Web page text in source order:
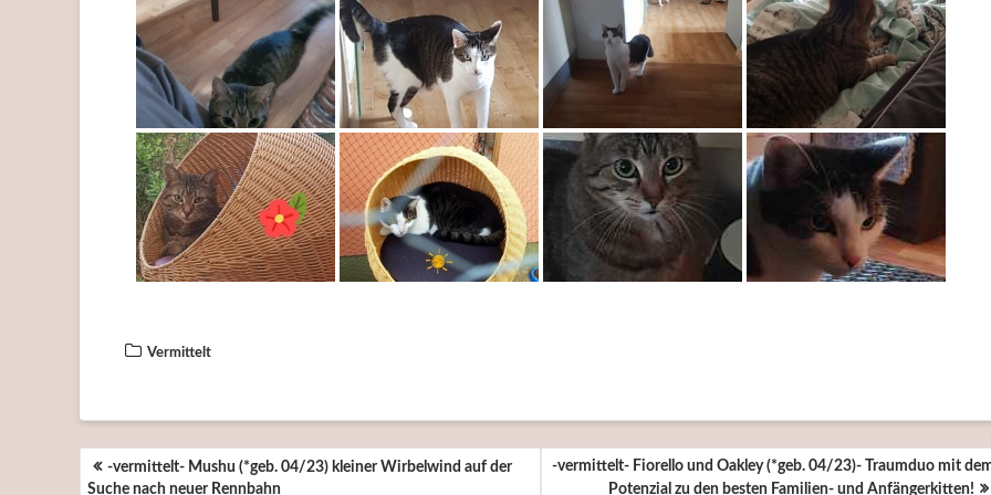
Vermittelt
BEITRAGSNAVIGATION
-vermittelt- Mushu (*geb. 04/23) kleiner Wirbelwind auf der
Suche nach neuer Rennbahn
-vermittelt- Fiorello und Oakley (*geb. 04/23)- Traumduo mit
Potenzial zu den besten Familien- und Anfängerkitten!